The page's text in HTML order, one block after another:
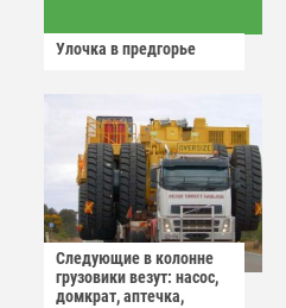
Улочка в предгорье
Следующие в колонне
грузовики везут: насос,
домкрат, аптечка,